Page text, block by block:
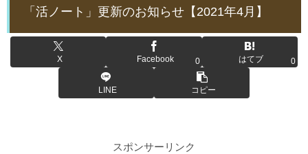
「活ノート」更新のお知らせ【2021年4月】
X Facebook 0 はてブ 0
LINE コピー
スポンサーリンク